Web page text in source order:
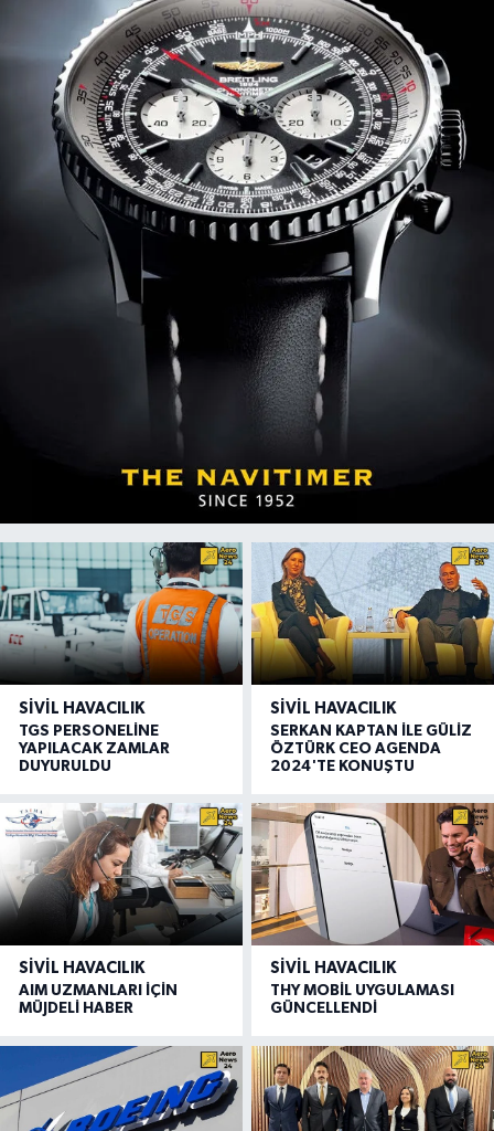
SIVIL HAVACILIK
TGS PERSONELİNE
YAPILACAK ZAMLAR
DUYURULDU
SIVIL HAVACILIK
SERKAN KAPTAN İLE GÜLİZ
ÖZTÜRK CEO AGENDA
2024'TE KONUŞTU
SIVIL HAVACILIK
AIM UZMANLARI İÇİN
MÜJDELİ HABER
SIVIL HAVACILIK
THY MOBİL UYGULAMASI
GÜNCELLENDİ